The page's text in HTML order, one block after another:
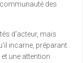
des
d’acteur, mais
incarne, préparant
une attention